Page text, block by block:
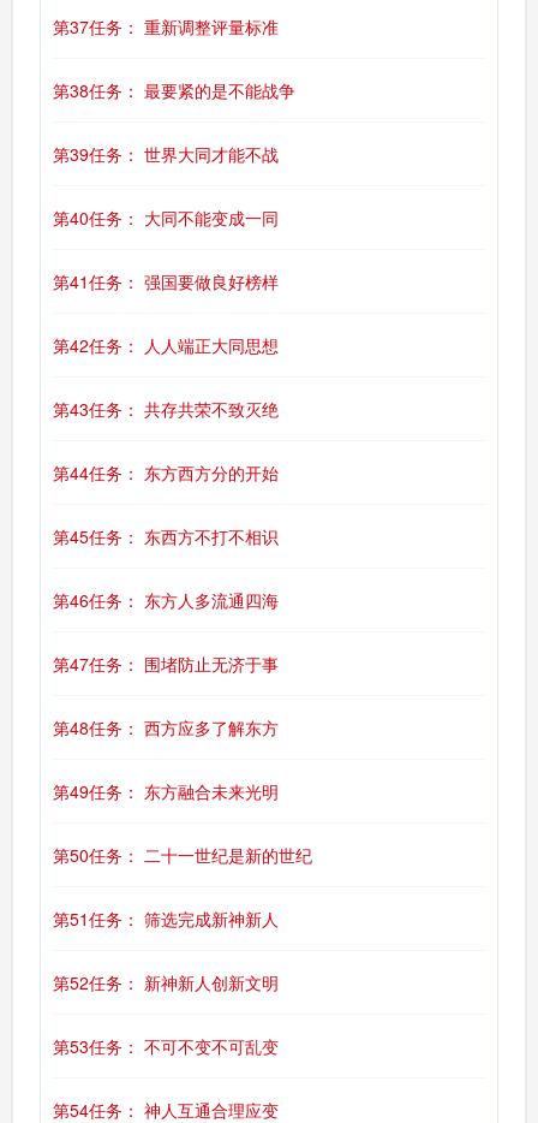
第37任务： 重新调整评量标准
第38任务： 最要紧的是不能战争
第39任务： 世界大同才能不战
第40任务： 大同不能变成一同
第41任务： 强国要做良好榜样
第42任务： 人人端正大同思想
第43任务： 共存共荣不致灭绝
第44任务： 东方西方分的开始
第45任务： 东西方不打不相识
第46任务： 东方人多流通四海
第47任务： 围堵防止无济于事
第48任务： 西方应多了解东方
第49任务： 东方融合未来光明
第50任务： 二十一世纪是新的世纪
第51任务： 筛选完成新神新人
第52任务： 新神新人创新文明
第53任务： 不可不变不可乱变
第54任务： 神人互通合理应变